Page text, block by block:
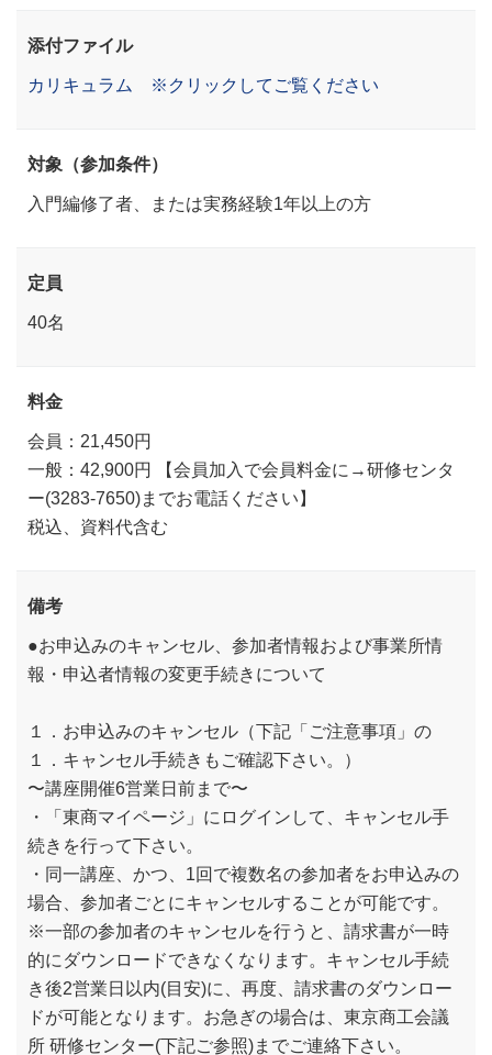
添付ファイル
カリキュラム ※クリックしてご覧ください
対象（参加条件）
入門編修了者、または実務経験1年以上の方
定員
40名
料金
会員：21,450円
一般：42,900円 【会員加入で会員料金に→研修センタ
ー(3283-7650)までお電話ください】
税込、資料代含む
備考
●お申込みのキャンセル、参加者情報および事業所情
報・申込者情報の変更手続きについて
１．お申込みのキャンセル（下記「ご注意事項」の
１．キャンセル手続きもご確認下さい。）
〜講座開催6営業日前まで〜
・「東商マイページ」にログインして、キャンセル手
続きを行って下さい。
・同一講座、かつ、1回で複数名の参加者をお申込みの
場合、参加者ごとにキャンセルすることが可能です。
※一部の参加者のキャンセルを行うと、請求書が一時
的にダウンロードできなくなります。キャンセル手続
き後2営業日以内(目安)に、再度、請求書のダウンロー
ドが可能となります。お急ぎの場合は、東京商工会議
所 研修センター(下記ご参照)までご連絡下さい。